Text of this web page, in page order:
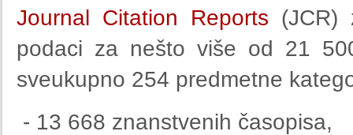
Journal Citation Reports (JCR)
podaci za nešto više od 21
sveukupno 254 predmetne
- 13 668 znanstvenih časopisa,